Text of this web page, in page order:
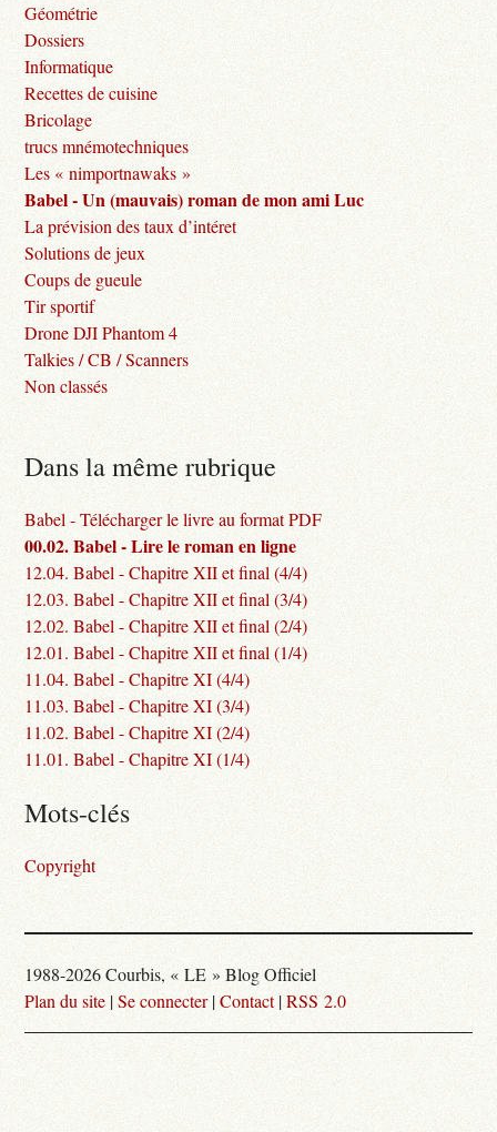
Géométrie
Dossiers
Informatique
Recettes de cuisine
Bricolage
trucs mnémotechniques
Les « nimportnawaks »
Babel - Un (mauvais) roman de mon ami Luc
La prévision des taux d’intéret
Solutions de jeux
Coups de gueule
Tir sportif
Drone DJI Phantom 4
Talkies / CB / Scanners
Non classés
Dans la même rubrique
Babel - Télécharger le livre au format PDF
00.02. Babel - Lire le roman en ligne
12.04. Babel - Chapitre XII et final (4/4)
12.03. Babel - Chapitre XII et final (3/4)
12.02. Babel - Chapitre XII et final (2/4)
12.01. Babel - Chapitre XII et final (1/4)
11.04. Babel - Chapitre XI (4/4)
11.03. Babel - Chapitre XI (3/4)
11.02. Babel - Chapitre XI (2/4)
11.01. Babel - Chapitre XI (1/4)
Mots-clés
Copyright
1988-2026 Courbis, « LE » Blog Officiel
Plan du site |Se connecter|Contact|RSS 2.0